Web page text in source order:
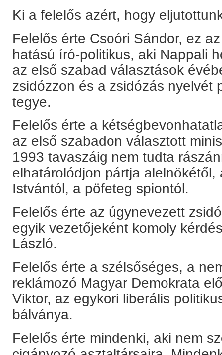
Ki a felelős azért, hogy
Felelős érte Csoóri Sándor, ez
hatású író-politikus, aki Nappali
az első szabad választások
zsidózzon és a zsidózás nyelvét
tegye.
Felelős érte a
az első szabadon választott
1993 tavaszáig nem tudta
elhatárolódjon pártja
Istvántól, a pöfeteg spiontól.
Felelős érte az úgynevezett
egyik vezetőjeként komoly
László.
Felelős érte a szélsőséges, a
reklámozó Magyar Demokrata
Viktor, az egykori liberális
bálványa.
Felelős érte mindenki, aki nem